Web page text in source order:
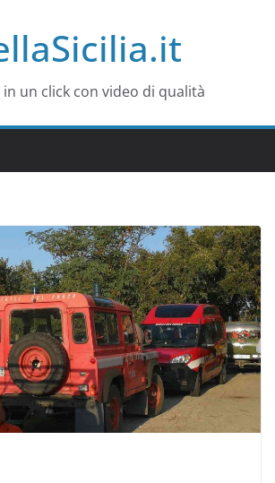
in un click con video di qualità